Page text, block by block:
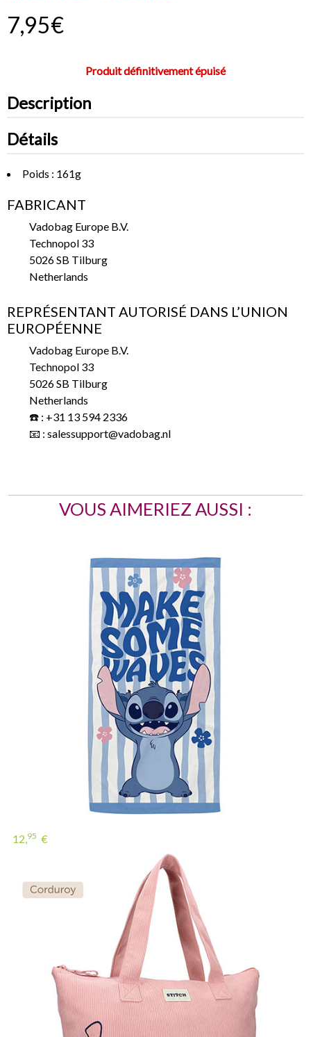
7,95€
Produit définitivement épuisé
Description
Détails
Poids : 161g
FABRICANT
Vadobag Europe B.V.
Technopol 33
5026 SB Tilburg
Netherlands
REPRÉSENTANT AUTORISÉ DANS L’UNION
EUROPÉENNE
Vadobag Europe B.V.
Technopol 33
5026 SB Tilburg
Netherlands
☎️ : +31 13 594 2336
📧 : salessupport@vadobag.nl
VOUS AIMERIEZ AUSSI :
12,95 €